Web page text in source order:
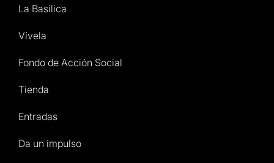
La Basílica
Vívela
Fondo de Acción Social
Tienda
Entradas
Da un impulso